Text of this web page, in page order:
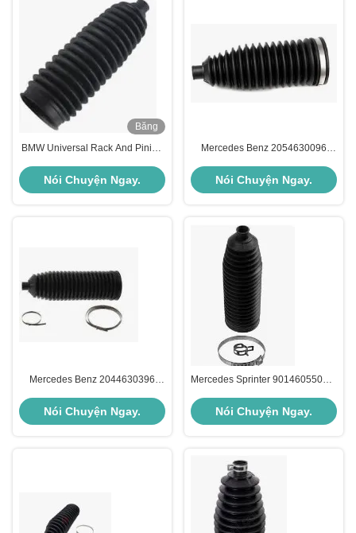
Băng
hình
BMW Universal Rack And Pinion
treo xe ô tô
Nói Chuyện Ngay.
Mercedes Benz 2054630096
Nói Chuyện Ngay.
Mercedes Benz 2044630396
Boot
Nói Chuyện Ngay.
Mercedes Sprinter 9014605500 B
Nói Chuyện Ngay.